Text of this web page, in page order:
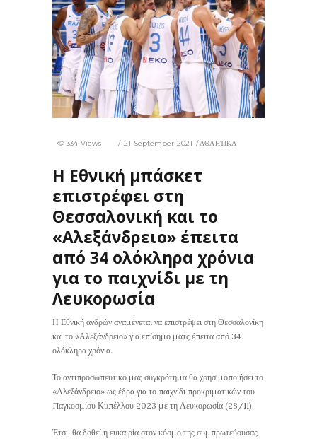
21 September 2021 ΑΘΛΗΤΙΚΑ
334 Views
Η Εθνική μπάσκετ
επιστρέφει στη
Θεσσαλονική και το
«Αλεξάνδρειο» έπειτα
από 34 ολόκληρα χρόνια
για το παιχνίδι με τη
Λευκορωσία
Η Εθνική ανδρών αναμένεται να επιστρέψει στη Θεσσαλονίκη
και το «Αλεξάνδρειο» για επίσημο ματς έπειτα από 34
ολόκληρα χρόνια.
Το αντιπροσωπευτικό μας συγκρότημα θα χρησιμοποιήσει το
«Αλεξάνδρειο» ως έδρα για το παιχνίδι προκριματικών του
Παγκοσμίου Κυπέλλου 2023 με τη Λευκορωσία (28/11).
Έτσι, θα δοθεί η ευκαιρία στον κόσμο της συμπρωτεύουσας